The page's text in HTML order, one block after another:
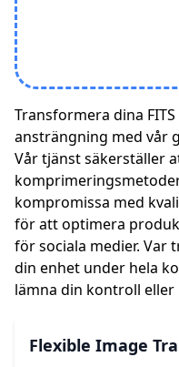
Transformera dina
ansträngning med vår
Vår tjänst säkerställer
kompromissa med
för att optimera
för sociala medier. Var
din enhet under hela
lämna din kontroll eller
Flexible Image